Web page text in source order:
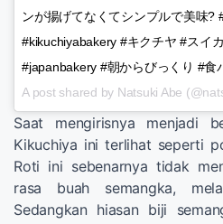
ンが揚げてなくてシンプルで美味?
#kikuchiyabakery #キクチヤ #スイ
#japanbakery #朝からびっくり #食
A post shared by Natsuki Abe
Saat mengirisnya menjadi
Kikuchiya ini terlihat seperti
Roti ini sebenarnya tidak
rasa buah semangka,
Sedangkan hiasan biji